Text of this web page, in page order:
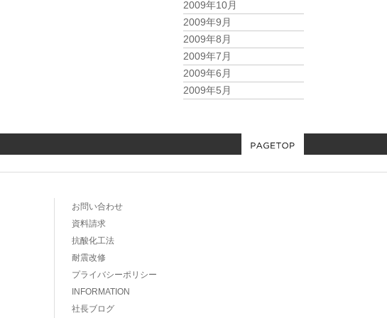
2009年10月
2009年9月
2009年8月
2009年7月
2009年6月
2009年5月
お問い合わせ
資料請求
抗酸化工法
耐震改修
プライバシーポリシー
INFORMATION
社長ブログ